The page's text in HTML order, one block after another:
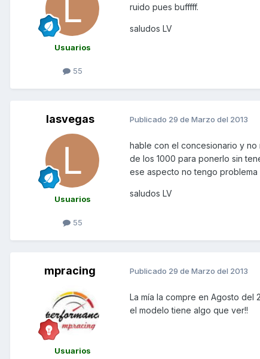
Usuarios
55
ruido pues bufffff.
saludos LV
lasvegas
Usuarios
55
Publicado 29 de Marzo del 2013
hable con el concesionario y
de los 1000 para ponerlo sin
ese aspecto no tengo
saludos LV
mpracing
Usuarios
Publicado 29 de Marzo del 2013
La mía la compre en Agosto del
el modelo tiene algo que ver!!